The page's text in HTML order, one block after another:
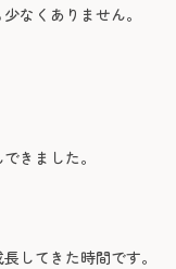
なくありません。
きました。
してきた時間です。